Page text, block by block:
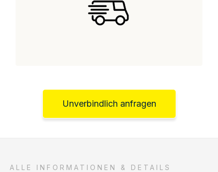
Unverbindlich anfragen
ALLE INFORMATIONEN & DETAILS